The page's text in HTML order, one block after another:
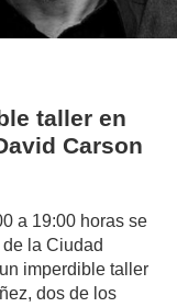
taller en
Carson
a 19:00 horas se
la Ciudad
imperdible taller
dos de los